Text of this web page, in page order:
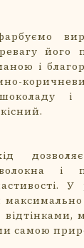
його
і
і
У
самою